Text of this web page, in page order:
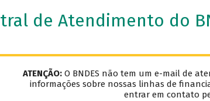
de Atendimento do
ATENÇÃO:O BNDES não tem um e-mail de
informações sobre nossas linhas de
entrar em contato